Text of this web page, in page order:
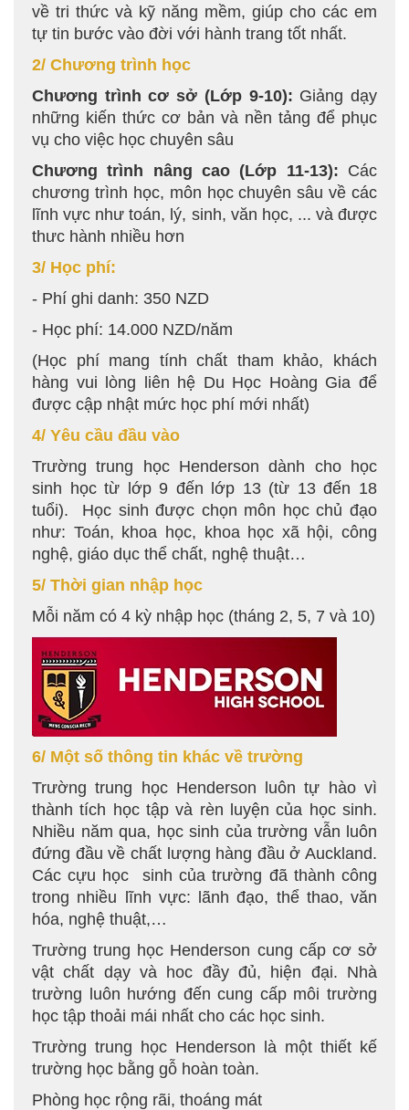
về tri thức và kỹ năng mềm, giúp cho các em
tự tin bước vào đời với hành trang tốt nhất.
2/ Chương trình học
Chương trình cơ sở (Lớp 9-10): Giảng dạy
những kiến thức cơ bản và nền tảng để phục
vụ cho việc học chuyên sâu
Chương trình nâng cao (Lớp 11-13): Các
chương trình học, môn học chuyên sâu về các
lĩnh vực như toán, lý, sinh, văn học, ... và được
thưc hành nhiều hơn
3/ Học phí:
- Phí ghi danh: 350 NZD
- Học phí: 14.000 NZD/năm
(Học phí mang tính chất tham khảo, khách
hàng vui lòng liên hệ Du Học Hoàng Gia để
được cập nhật mức học phí mới nhất)
4/ Yêu cầu đầu vào
Trường trung học Henderson dành cho học
sinh học từ lớp 9 đến lớp 13 (từ 13 đến 18
tuổi). Học sinh được chọn môn học chủ đạo
như: Toán, khoa học, khoa học xã hội, công
nghệ, giáo dục thể chất, nghệ thuật…
5/ Thời gian nhập học
Mỗi năm có 4 kỳ nhập học (tháng 2, 5, 7 và 10)
6/ Một số thông tin khác về trường
Trường trung học Henderson luôn tự hào vì
thành tích học tập và rèn luyện của học sinh.
Nhiều năm qua, học sinh của trường vẫn luôn
đứng đầu về chất lượng hàng đầu ở Auckland.
Các cựu học sinh của trường đã thành công
trong nhiều lĩnh vực: lãnh đạo, thể thao, văn
hóa, nghệ thuật,…
Trường trung học Henderson cung cấp cơ sở
vật chất dạy và hoc đầy đủ, hiện đại. Nhà
trường luôn hướng đến cung cấp môi trường
học tập thoải mái nhất cho các học sinh.
Trường trung học Henderson là một thiết kế
trường học bằng gỗ hoàn toàn.
Phòng học rộng rãi, thoáng mát